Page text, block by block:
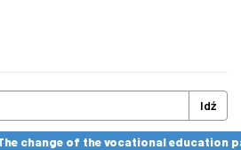
Idź
change of the vocational education